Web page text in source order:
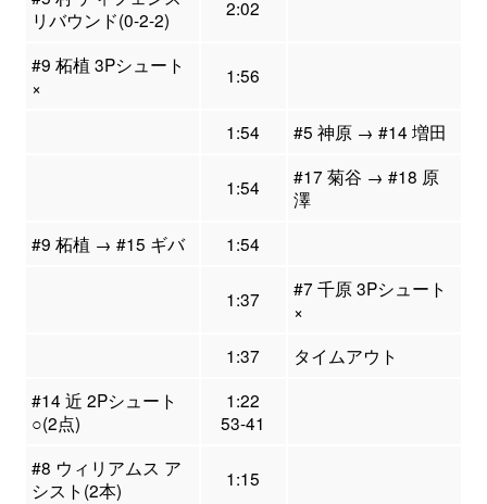
リバウンド(0-2-2)
2:02
#9 柘植 3Pシュート
×
1:56
1:54 #5 神原 → #14 増田
1:54
#17 菊谷 → #18 原
澤
#9 柘植 → #15 ギバ
1:54
1:37
#7 千原 3Pシュート
×
1:37
タイムアウト
#14 近 2Pシュート
○(2点)
1:22
53-41
#8 ウィリアムス ア
シスト(2本)
1:15